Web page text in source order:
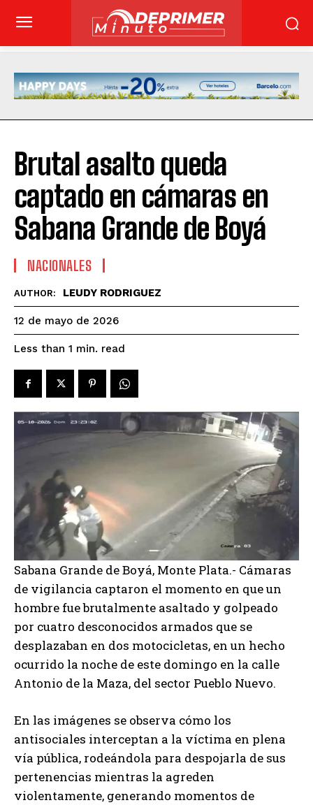
Brutal asalto queda
captado en cámaras en
Sabana Grande de Boyá
NACIONALES
AUTHOR: LEUDY RODRIGUEZ
12 de mayo de 2026
Less than 1 min. read
Sabana Grande de Boyá, Monte Plata.- Cámaras
de vigilancia captaron el momento en que un
hombre fue brutalmente asaltado y golpeado
por cuatro desconocidos armados que se
desplazaban en dos motocicletas, en un hecho
ocurrido la noche de este domingo en la calle
Antonio de la Maza, del sector Pueblo Nuevo.
En las imágenes se observa cómo los
antisociales interceptan a la víctima en plena
vía pública, rodeándola para despojarla de sus
pertenencias mientras la agreden
violentamente, generando momentos de